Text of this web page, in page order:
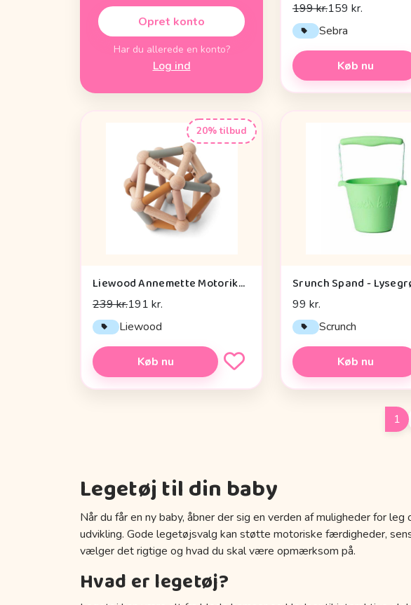
Opret konto
Har du allerede en konto?
Log ind
199 kr.159 kr.
Sebra
Køb nu
20% tilbud
Liewood Annemette Motorikbold - Mustard Multi Mix
239 kr.191 kr.
Liewood
Køb nu
Srunch Spand -
99 kr.
Scrunch
Køb nu
1
Legetøj til din baby
Når du får en ny baby, åbner der sig en verden af muligheder for
udvikling. Gode legetøjsvalg kan støtte motoriske færdigheder,
vælger det rigtige og hvad du skal være opmærksom på.
Hvad er legetøj?